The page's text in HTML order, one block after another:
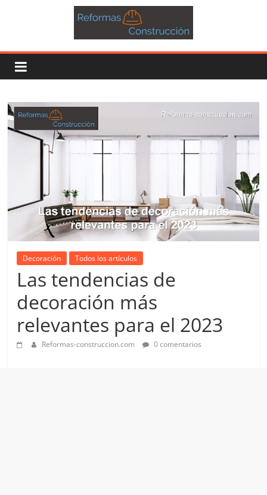
Decoración Todos los artículos
Las tendencias de
decoración más
relevantes para el 2023
Reformas-construccion.com 0 comentarios